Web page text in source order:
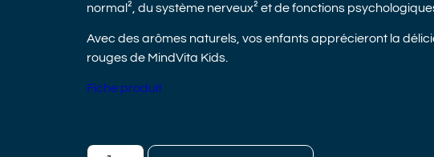
normal², du système nerveux² et de fonctions
Avec des arômes naturels, vos enfants apprécieront la
rouges de MindVita Kids.
Fiche produit